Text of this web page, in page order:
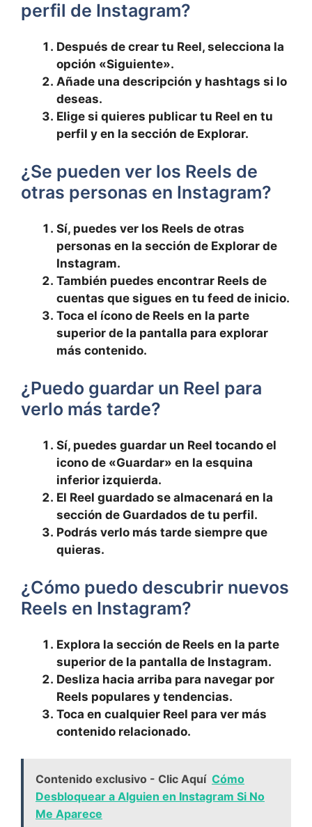
perfil de ​Instagram?
Después de crear tu Reel, selecciona la
opción «Siguiente».
Añade una descripción y​ hashtags si lo
deseas.
Elige si​ quieres publicar ⁣tu Reel en tu
perfil⁣ y en la ⁤sección de Explorar.
¿Se pueden ver los Reels de⁣
otras personas en⁤ Instagram?
Sí, puedes ver los Reels de otras
personas⁢ en la ‌sección de Explorar de
Instagram.
También puedes encontrar Reels de
cuentas⁣ que sigues en tu feed de inicio.
Toca el ícono de Reels en⁢ la parte
superior de la pantalla para explorar
más contenido.
¿Puedo guardar⁣ un⁣ Reel para
verlo más tarde?
Sí, puedes guardar un Reel tocando el
icono de «Guardar» en la⁢ esquina
inferior izquierda.
El Reel guardado se almacenará en la
sección de Guardados de tu ⁣perfil.
Podrás verlo más tarde siempre que ​
quieras.
¿Cómo puedo descubrir nuevos
Reels en Instagram?
Explora la sección de Reels en la parte
superior de la pantalla de Instagram.
Desliza hacia arriba para navegar por
Reels populares y tendencias.
Toca en ‍cualquier ⁣Reel para ver más
contenido relacionado.
Contenido exclusivo - Clic Aquí Cómo
Desbloquear a Alguien en Instagram Si No
Me Aparece